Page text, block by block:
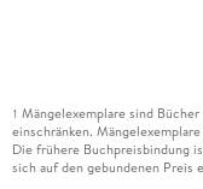
1 Mängelexemplare sind
einschränken.
Die frühere Buchpreisbindung
sich auf den gebundenen Preis